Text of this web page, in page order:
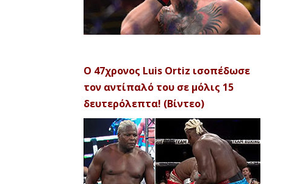
Ο 47χρονος Luis Ortiz ισοπέδωσε
τον αντίπαλό του σε μόλις 15
δευτερόλεπτα! (Βίντεο)